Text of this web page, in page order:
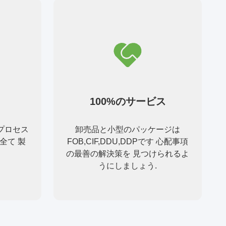
ロセス
て 製
100%のサービス
卸売品と小型のパッケージは
FOB,CIF,DDU,DDPです 心配事項
の最善の解決策を 見つけられるよ
うにしましょう.